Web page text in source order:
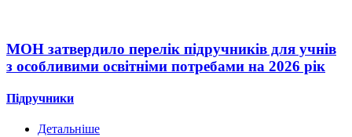
МОН затвердило перелік підручників для учнів
з особливими освітніми потребами на 2026 рік
Підручники
Детальніше